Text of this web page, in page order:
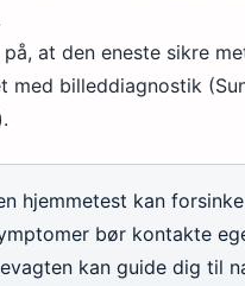
at den eneste sikre
med billeddiagnostik
hjemmetest kan
bør kontakte
kan guide dig til